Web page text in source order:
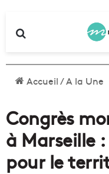
Accueil/A la Une
Congrès
à Marseille
pour le